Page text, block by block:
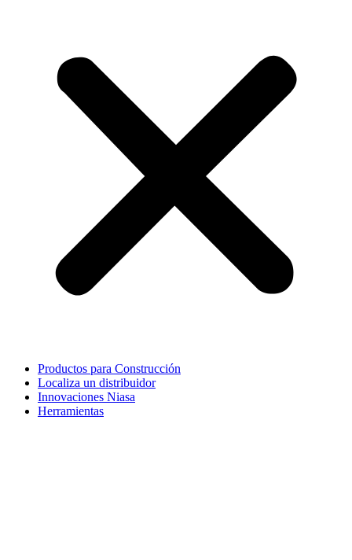
Productos para Construcción
Localiza un distribuidor
Innovaciones Niasa
Herramientas